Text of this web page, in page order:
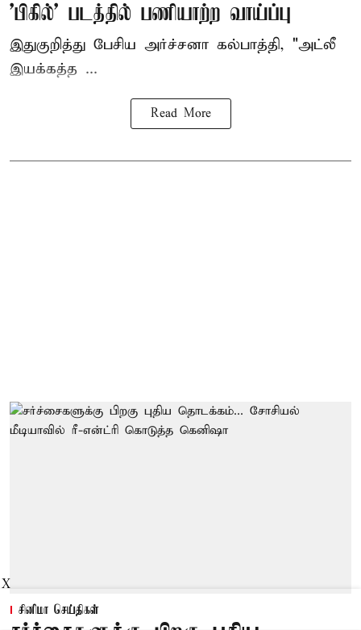
'பிகில்' படத்தில் பணியாற்ற வாய்ப்பு
இதுகுறித்து பேசிய அர்ச்சனா கல்பாத்தி, "அட்லீ
இயக்கத்த ...
Read More
சினிமா செய்திகள்
X